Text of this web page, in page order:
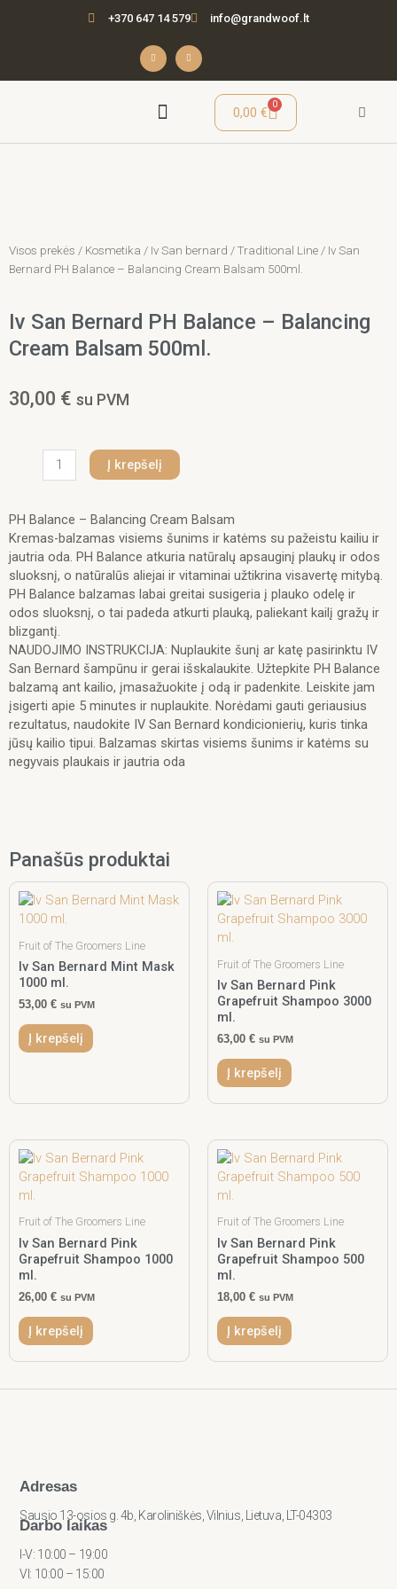
+370 647 14 579 info@grandwoof.lt
F
a
e
b
I
n
t
a
0,00€
0
Cart
Visos prekės / Kosmetika / Iv San bernard / Traditional Line / Iv San
Bernard PH Balance – Balancing Cream Balsam 500ml.
Iv San Bernard PH Balance – Balancing
Cream Balsam 500ml.
30,00 € su PVM
produkto
San
Bernard
PH
Balance
-
Balancing
Cream
Balsam
500ml.
Į krepšelį
PH Balance – Balancing Cream Balsam
Kremas-balzamas visiems šunims ir katėms su pažeistu kailiu ir
jautria oda. PH Balance atkuria natūralų apsauginį plaukų ir odos
sluoksnį, o natūralūs aliejai ir vitaminai užtikrina visavertę mitybą.
PH Balance balzamas labai greitai susigeria į plauko odelę ir
odos sluoksnį, o tai padeda atkurti plauką, paliekant kailį gražų ir
blizgantį.
NAUDOJIMO INSTRUKCIJA: Nuplaukite šunį ar katę pasirinktu IV
San Bernard šampūnu ir gerai išskalaukite. Užtepkite PH Balance
balzamą ant kailio, įmasažuokite į odą ir padenkite. Leiskite jam
įsigerti apie 5 minutes ir nuplaukite. Norėdami gauti geriausius
rezultatus, naudokite IV San Bernard kondicionierių, kuris tinka
jūsų kailio tipui. Balzamas skirtas visiems šunims ir katėms su
negyvais plaukais ir jautria oda
Panašūs produktai
Fruit of The Groomers Line
Iv San Bernard Mint Mask
1000 ml.
53,00 € su PVM
Į krepšelį
Fruit of The Groomers Line
Iv San Bernard Pink
Grapefruit Shampoo 3000
ml.
63,00 € su PVM
Į krepšelį
Fruit of The Groomers Line
Iv San Bernard Pink
Grapefruit Shampoo 1000
ml.
26,00 € su PVM
Į krepšelį
Fruit of The Groomers Line
Iv San Bernard Pink
Grapefruit Shampoo 500
ml.
18,00 € su PVM
Į krepšelį
Adresas
Sausio 13-osios g. 4b, Karoliniškės, Vilnius, Lietuva, LT-04303
Darbo laikas
I-V: 10:00 – 19:00
VI: 10:00 – 15:00